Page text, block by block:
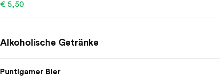
€ 5,50
Alkoholische Getränke
Puntigamer Bier